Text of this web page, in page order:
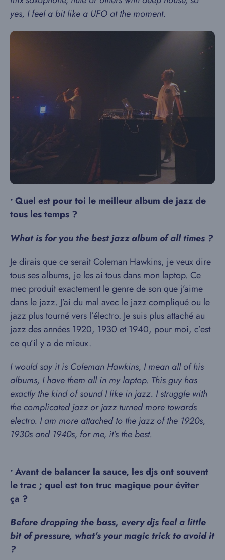
yes, I feel a bit like a UFO at the moment.
•Quel est pour toi le meilleur album de jazz de
tous les temps ?
What is for you the best jazz album of all times ?
Je dirais que ce serait Coleman Hawkins, je veux dire
tous ses albums, je les ai tous dans mon laptop. Ce
mec produit exactement le genre de son que j’aime
dans le jazz. J’ai du mal avec le jazz compliqué ou le
jazz plus tourné vers l’électro. Je suis plus attaché au
jazz des années 1920, 1930 et 1940, pour moi, c’est
ce qu’il y a de mieux.
I would say it is Coleman Hawkins, I mean all of his
albums, I have them all in my laptop. This guy has
exactly the kind of sound I like in jazz. I struggle with
the complicated jazz or jazz turned more towards
electro. I am more attached to the jazz of the 1920s,
1930s and 1940s, for me, it’s the best.
•Avant de balancer la sauce, les djs ont souvent
le trac ; quel est ton truc magique pour éviter
ça ?
Before dropping the bass, every djs feel a little
bit of pressure, what’s your magic trick to avoid it
?